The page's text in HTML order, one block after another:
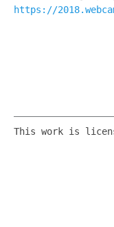
https://
This work is